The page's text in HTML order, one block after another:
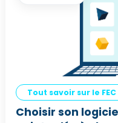
Tout savoir sur le FEC
Choisir son